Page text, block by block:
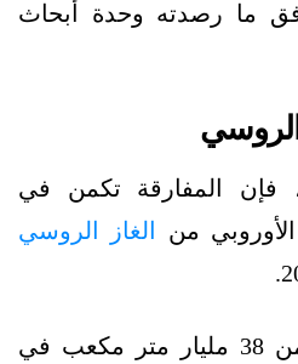
ما رصدته وحدة أبحاث
الروسي
فإن المفارقة تكمن في
الأوروبي من
الغاز الروسي
فقد قفزت الواردات من 38 مليار متر مكعب في